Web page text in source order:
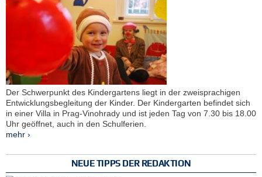
Der Schwerpunkt des Kindergartens liegt in der zweisprachigen
Entwicklungsbegleitung der Kinder. Der Kindergarten befindet sich
in einer Villa in Prag-Vinohrady und ist jeden Tag von 7.30 bis 18.00
Uhr geöffnet, auch in den Schulferien.
mehr ›
NEUE TIPPS DER REDAKTION